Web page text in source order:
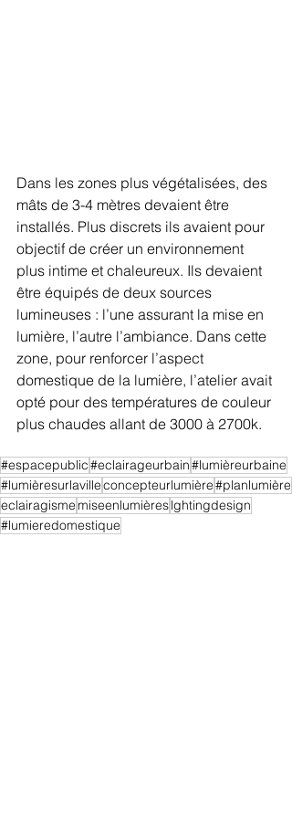
Dans les zones plus végétalisées, des
mâts de 3-4 mètres devaient être
installés. Plus discrets ils avaient pour
objectif de créer un environnement
plus intime et chaleureux. Ils devaient
être équipés de deux sources
lumineuses : l’une assurant la mise en
lumière, l’autre l’ambiance. Dans cette
zone, pour renforcer l’aspect
domestique de la lumière, l’atelier avait
opté pour des températures de couleur
plus chaudes allant de 3000 à 2700k.
#espacepublic#eclairageurbain#lumièreurbaine
#lumièresurlavilleconcepteurlumière#planlumière
eclairagismemiseenlumièreslghtingdesign
#lumieredomestique